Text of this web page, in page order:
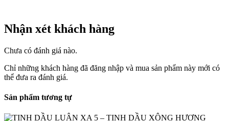
Nhận xét khách hàng
Chưa có đánh giá nào.
Chỉ những khách hàng đã đăng nhập và mua sản phẩm này mới có
thể đưa ra đánh giá.
Sản phẩm tương tự